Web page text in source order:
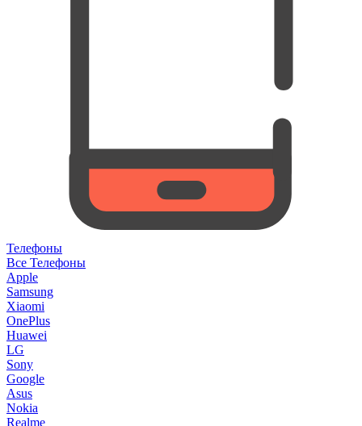
Телефоны
Все Телефоны
Apple
Samsung
Xiaomi
OnePlus
Huawei
LG
Sony
Google
Asus
Nokia
Realme